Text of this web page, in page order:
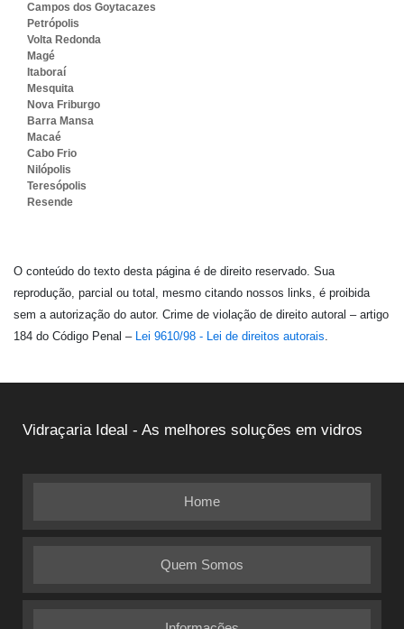
Campos dos Goytacazes
Petrópolis
Volta Redonda
Magé
Itaboraí
Mesquita
Nova Friburgo
Barra Mansa
Macaé
Cabo Frio
Nilópolis
Teresópolis
Resende
O conteúdo do texto desta página é de direito reservado. Sua
reprodução, parcial ou total, mesmo citando nossos links, é proibida
sem a autorização do autor. Crime de violação de direito autoral – artigo
184 do Código Penal – Lei 9610/98 - Lei de direitos autorais.
Vidraçaria Ideal - As melhores soluções em vidros
Home
Quem Somos